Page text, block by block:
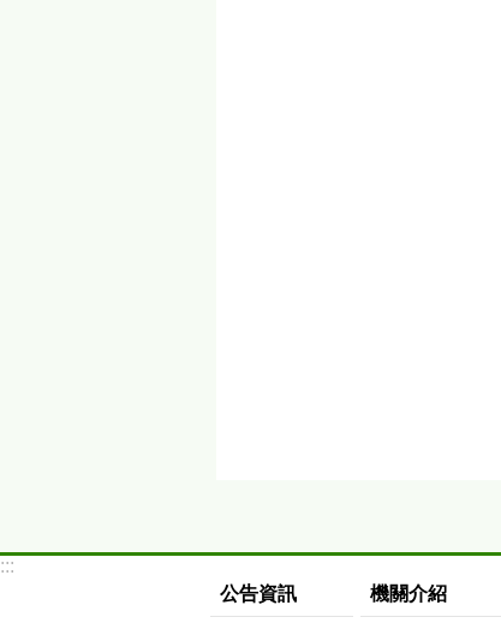
:::
公告資訊
機關介紹